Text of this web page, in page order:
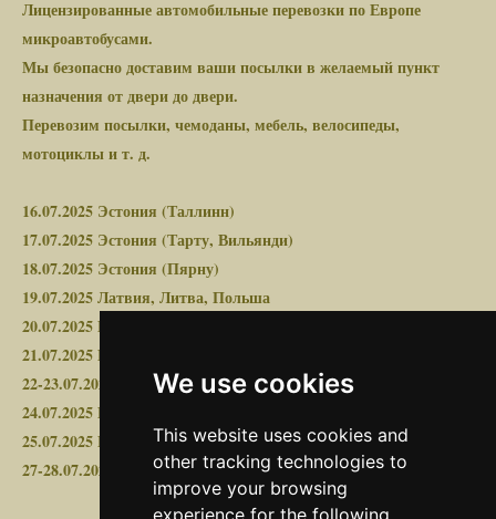
We use cookies
This website uses cookies and
other tracking technologies to
improve your browsing
experience for the following
Лицензированные автомобильные перевозки по Европе
микроавтобусами.
Мы безопасно доставим ваши посылки в желаемый пункт
назначения от двери до двери.
Перевозим посылки, чемоданы, мебель, велосипеды,
мотоциклы и т. д.
16.07.2025 Эстония (Таллинн)
17.07.2025 Эстония (Тарту, Вильянди)
18.07.2025 Эстония (Пярну)
19.07.2025 Латвия, Литва, Польша
20.07.2025 Польша, Германия
21.07.2025 Нидерланды, Бельгия
22-23.07.2025 Франция
24.07.2025 Германия
25.07.2025 Польша, Литва, Латвия
27-28.07.2025 Эстония